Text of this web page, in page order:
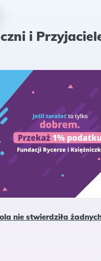
i
nie stwierdziła